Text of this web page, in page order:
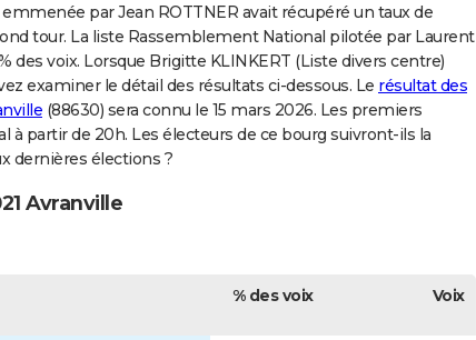
par Jean ROTTNER avait récupéré un taux de
tour. La liste Rassemblement National pilotée par Laurent
des voix. Lorsque Brigitte KLINKERT (Liste divers centre)
examiner le détail des résultats ci-dessous. Le résultat des
(88630) sera connu le 15 mars 2026. Les premiers
à partir de 20h. Les électeurs de ce bourg suivront-ils la
dernières élections ?
Avranville
% des voix Voix